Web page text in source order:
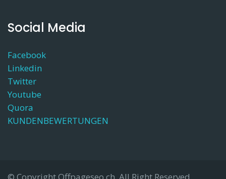
Social Media
Facebook
Linkedin
Twitter
Youtube
Quora
KUNDENBEWERTUNGEN